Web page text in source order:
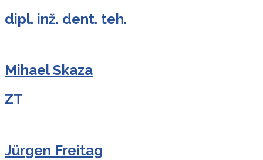
dipl. inž. dent. teh.
Mihael Skaza
ZT
Jürgen Freitag